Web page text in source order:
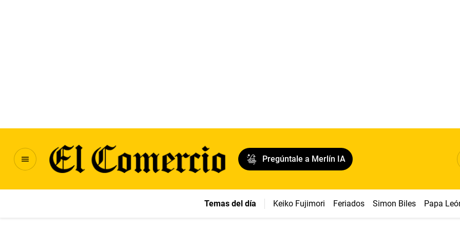
Pregúntale a Merlín IA
Temas del día Keiko Fujimori Feriados Simon Biles Papa